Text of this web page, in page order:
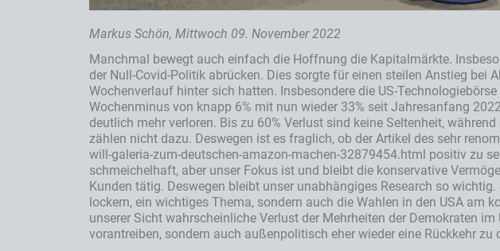
Markus Schön, Mittwoch 09. November 2022
Manchmal bewegt auch einfach die Hoffnung die Kapitalmärkte.
der Null-Covid-Politik abrücken. Dies sorgte für einen steilen Anstieg
Wochenverlauf hinter sich hatten. Insbesondere die US-
Wochenminus von knapp 6% mit nun wieder 33% seit Jahresanfang
deutlich mehr verloren. Bis zu 60% Verlust sind keine Seltenheit,
zählen nicht dazu. Deswegen ist es fraglich, ob der Artikel des sehr
will-galeria-zum-deutschen-amazon-machen-32879454.html positiv zu
schmeichelhaft, aber unser Fokus ist und bleibt die konservative
Kunden tätig. Deswegen bleibt unser unabhängiges Research so
lockern, ein wichtiges Thema, sondern auch die Wahlen in den USA
unserer Sicht wahrscheinliche Verlust der Mehrheiten der Demokraten
vorantreiben, sondern auch außenpolitisch eher wieder eine Rückkehr